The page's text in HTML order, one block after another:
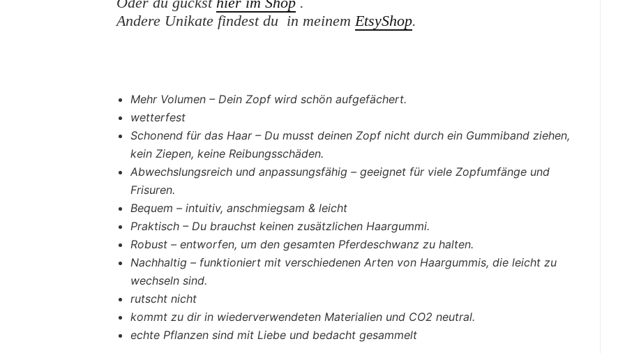
Andere Unikate findest du in meinemEtsyShop.
Mehr Volumen – Dein Zopf wird schön aufgefächert.
wetterfest
Schonend für das Haar – Du musst deinen Zopf nicht durch ein Gummiband ziehen,
kein Ziepen, keine Reibungsschäden.
Abwechslungsreich und anpassungsfähig – geeignet für viele Zopfumfänge und
Frisuren.
Bequem – intuitiv, anschmiegsam & leicht
Praktisch – Du brauchst keinen zusätzlichen Haargummi.
Robust – entworfen, um den gesamten Pferdeschwanz zu halten.
Nachhaltig – funktioniert mit verschiedenen Arten von Haargummis, die leicht zu
wechseln sind.
rutscht nicht
kommt zu dir in wiederverwendeten Materialien und CO2 neutral.
echte Pflanzen sind mit Liebe und bedacht gesammelt